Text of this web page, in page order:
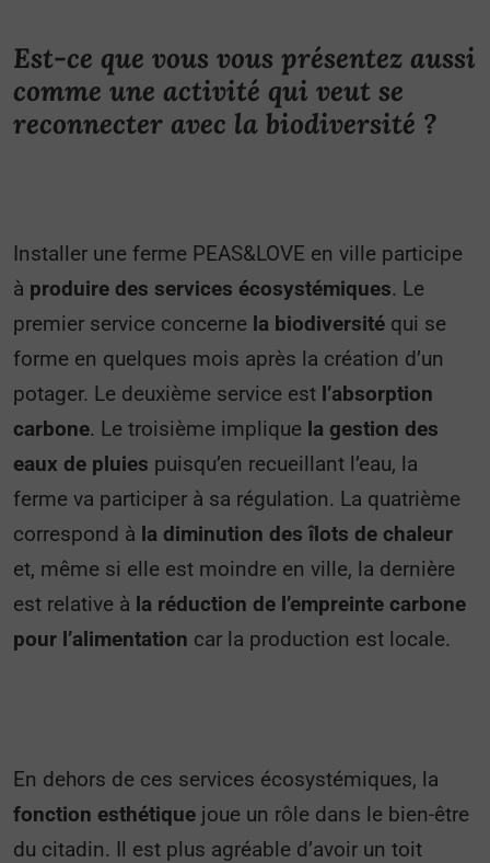
Est-ce que vous vous présentez aussi
comme une activité qui veut se
reconnecter avec la biodiversité ?
Installer une ferme PEAS&LOVE en ville participe
à produire des services écosystémiques. Le
premier service concerne la biodiversité qui se
forme en quelques mois après la création d’un
potager. Le deuxième service est l’absorption
carbone. Le troisième implique la gestion des
eaux de pluies puisqu’en recueillant l’eau, la
ferme va participer à sa régulation. La quatrième
correspond à la diminution des îlots de chaleur
et, même si elle est moindre en ville, la dernière
est relative à la réduction de l’empreinte carbone
pour l’alimentation car la production est locale.
En dehors de ces services écosystémiques, la
fonction esthétique joue un rôle dans le bien-être
du citadin. Il est plus agréable d’avoir un toit